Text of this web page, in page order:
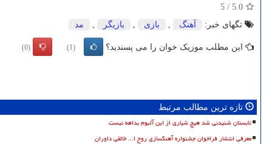
5.0
/
5
تگهای خبر:
آهنگ , بازی , بازیگر , مد
این مطلب موزیک خوان را می پسندید؟ (1)
(0)
تازه ترین مطالب مرتبط
تابستان شنیدنی شد هیچ شیاری از این آلبوم بداهه نیست
معرفی انتشار فراخوان جشنواره آهنگسازی روح ا... خالقی داوران